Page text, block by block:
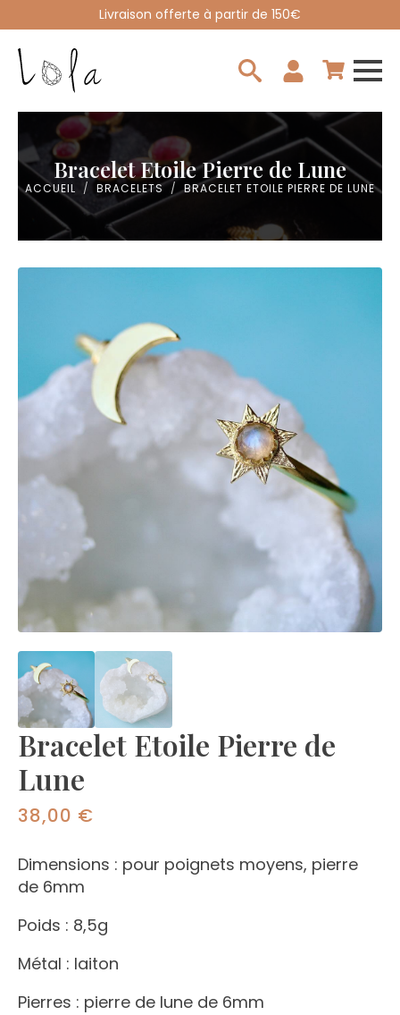
Livraison offerte à partir de 150€
Bracelet Etoile Pierre de Lune
ACCUEIL BRACELETS BRACELET ETOILE PIERRE DE LUNE
Bracelet Etoile Pierre de
Lune
38,00 €
Dimensions : pour poignets moyens, pierre
de 6mm
Poids : 8,5g
Métal : laiton
Pierres : pierre de lune de 6mm